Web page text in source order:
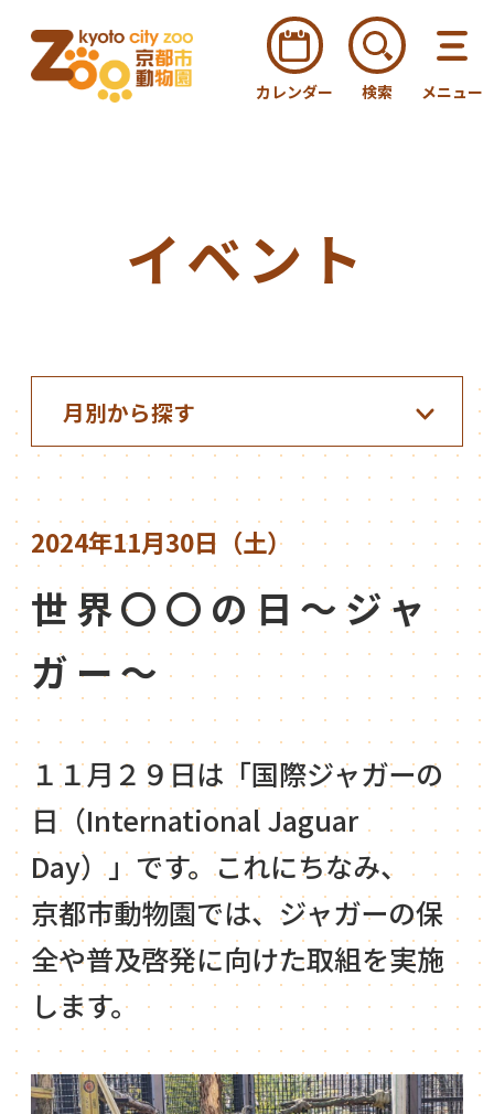
カレンダー 検索 メニュー
イベント
2024年11月30日（土）
世界〇〇の日～ジャ
ガー～
１１月２９日は「国際ジャガーの
日（International Jaguar
Day）」です。これにちなみ、
京都市動物園では、ジャガーの保
全や普及啓発に向けた取組を実施
します。